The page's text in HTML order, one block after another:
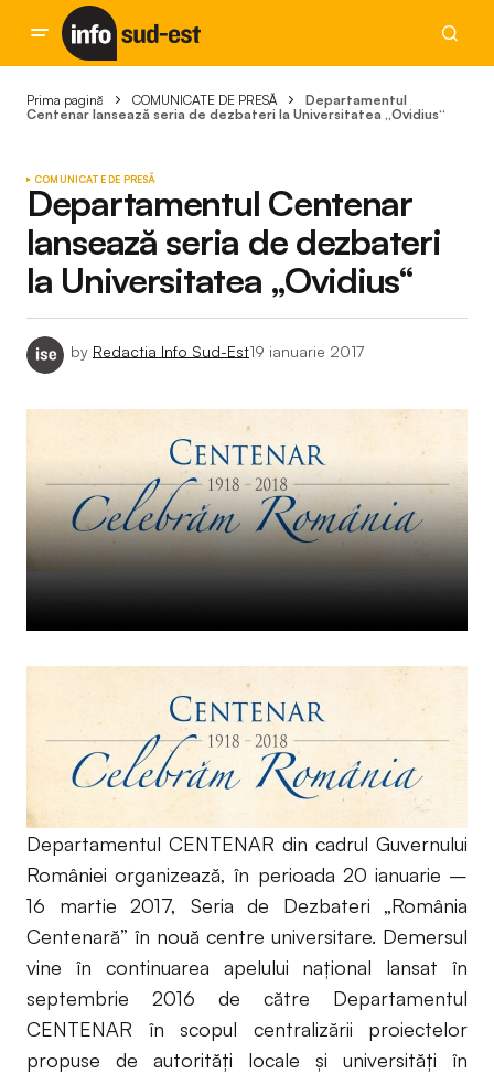
Prima pagină COMUNICATE DE PRESĂ
Departamentul
Centenar lansează seria de dezbateri la Universitatea „Ovidius“
COMUNICATE DE PRESĂ
Departamentul Centenar
lansează seria de dezbateri
la Universitatea „Ovidius“
by Redactia Info Sud-Est19 ianuarie 2017
Departamentul CENTENAR din cadrul Guvernului
României organizează, în perioada 20 ianuarie –
16 martie 2017, Seria de Dezbateri „România
Centenară” în nouă centre universitare. Demersul
vine în continuarea apelului național lansat în
septembrie 2016 de către Departamentul
CENTENAR în scopul centralizării proiectelor
propuse de autorități locale și universități în